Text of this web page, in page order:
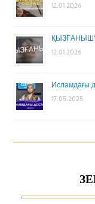
12.01.2026
12.01.2026
Исламдағы
17.05.2025